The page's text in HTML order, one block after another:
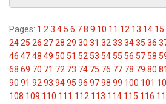
Pages: 1 2 3 4 5 6 78 9 10 11 12 13 14 15
2425 26 2728 29 30 31 32 33 3435 36
46 4748 49 50 51 52 53 54 55 56 57 58
68 69 70 71 72 73 74 75 76 77 78 79 80 81
90 91 92 93 9495 96 9798 99 100 101
108 109 110 111 112 113 114 115 116